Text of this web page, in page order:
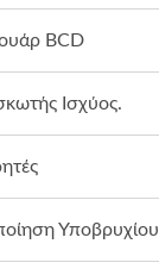
BCD
Ισχύος.
Υποβρυχίου